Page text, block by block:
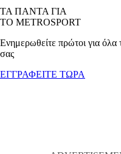
ΤΑ ΠΑΝΤΑ ΓΙΑ
ΤΟ METROSPORT
Ενημερωθείτε πρώτοι για όλα
σας
ΕΓΓΡΑΦΕΙΤΕ ΤΩΡΑ